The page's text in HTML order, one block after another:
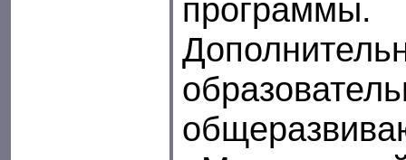
программы.